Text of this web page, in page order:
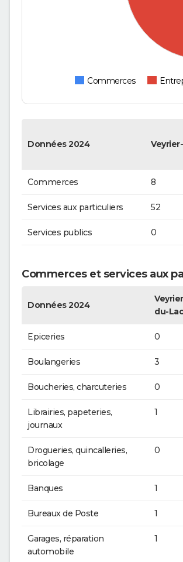
Commerces
Données 2024
Commerces 8
Services aux particuliers 52
Services publics 0
Commerces et services aux
Données 2024
du-Lac
Epiceries 0
Boulangeries 3
Boucheries, charcuteries 0
Librairies, papeteries,
journaux
1
Drogueries, quincalleries,
bricolage
0
Banques 1
Bureaux de Poste 1
Garages, réparation
automobile
1